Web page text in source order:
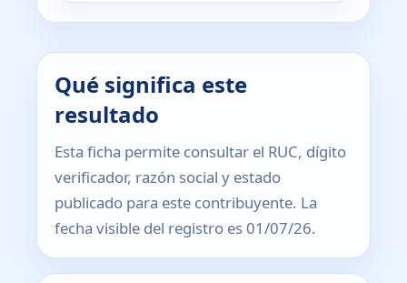
Qué significa este
resultado
Esta ficha permite consultar el RUC, dígito
verificador, razón social y estado
publicado para este contribuyente. La
fecha visible del registro es 01/07/26.